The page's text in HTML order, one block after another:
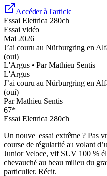
Accéder à l'article
Essai Elettrica 280ch
Essai vidéo
Mai 2026
J’ai couru au Nürburgring en
(oui)
L'Argus • ParMathieu Sentis
L'Argus
J’ai couru au Nürburgring en
(oui)
ParMathieu Sentis
67*
Essai Elettrica 280ch
Un nouvel essai extrême ? Pas
course de régularité au volant
Junior Veloce, vif SUV 100 %
chevauché au beau milieu du
particulier. Récit.